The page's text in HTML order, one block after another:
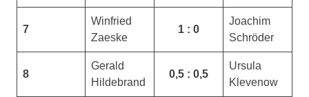
7
Winfried
Zaeske
1 : 0
Joachim
Schröder
8
Gerald
Hildebrand
0,5 : 0,5
Ursula
Klevenow